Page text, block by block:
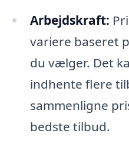
Arbejdskraft:
variere baseret
du vælger. Det
indhente flere
sammenligne
bedste tilbud.